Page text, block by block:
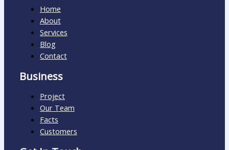
Home
About
Services
Blog
Contact
Business
Project
Our Team
Facts
Customers